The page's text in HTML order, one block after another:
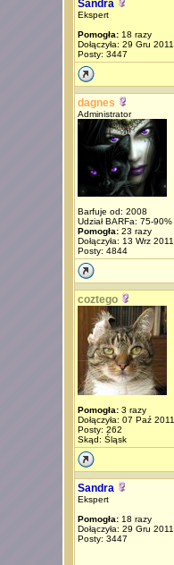
Sandra
Ekspert
Pomogła:18 razy
Dołączyła: 29 Gru 2011
Posty: 3447
dagnes
Administrator
Barfuje od: 2008
Udział BARFa: 75-90%
Pomogła:23 razy
Dołączyła: 13 Wrz 2011
Posty: 4844
coztego
Pomogła:3 razy
Dołączyła: 07 Paź 2011
Posty: 262
Skąd: Śląsk
Sandra
Ekspert
Pomogła:18 razy
Dołączyła: 29 Gru 2011
Posty: 3447